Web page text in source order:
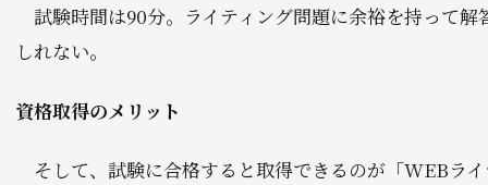
試験時間は90分。ライティング問題に余裕を持って
しれない。
資格取得のメリット
そして、試験に合格すると取得できるのが「WEBラ